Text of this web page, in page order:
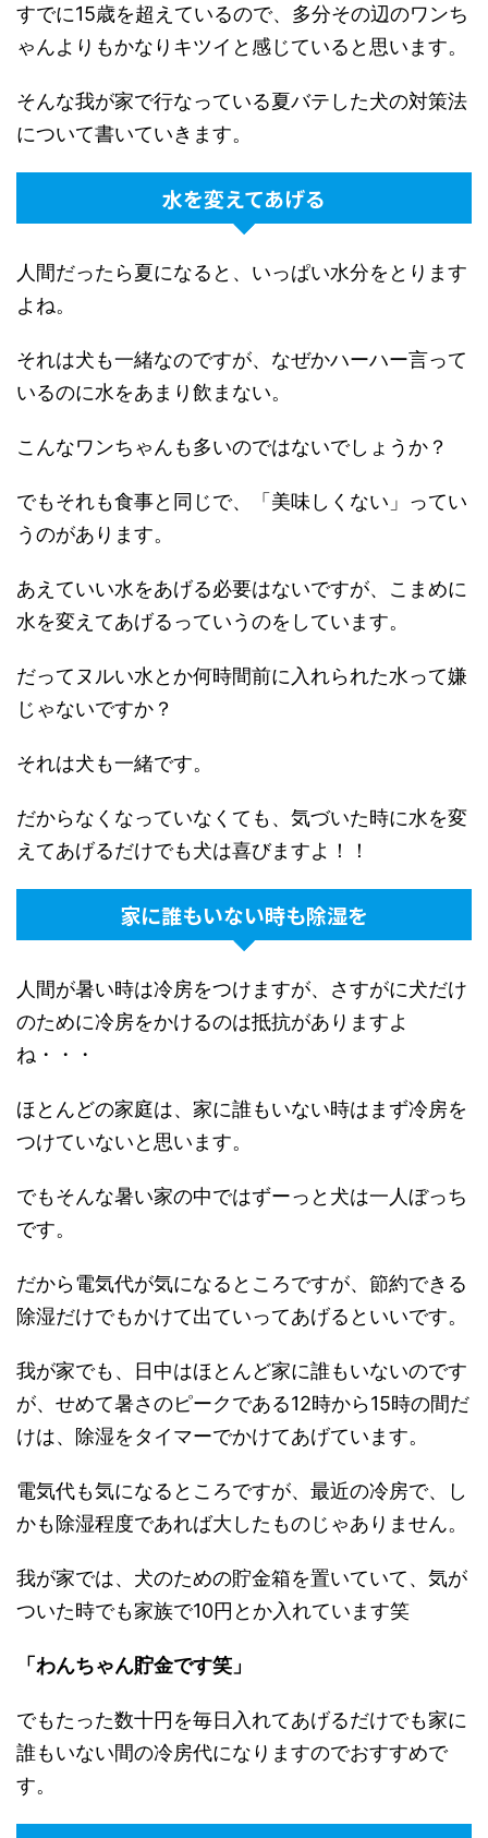
すでに15歳を超えているので、多分その辺のワンち
ゃんよりもかなりキツイと感じていると思います。
そんな我が家で行なっている夏バテした犬の対策法
について書いていきます。
水を変えてあげる
人間だったら夏になると、いっぱい水分をとります
よね。
それは犬も一緒なのですが、なぜかハーハー言って
いるのに水をあまり飲まない。
こんなワンちゃんも多いのではないでしょうか？
でもそれも食事と同じで、「美味しくない」ってい
うのがあります。
あえていい水をあげる必要はないですが、こまめに
水を変えてあげるっていうのをしています。
だってヌルい水とか何時間前に入れられた水って嫌
じゃないですか？
それは犬も一緒です。
だからなくなっていなくても、気づいた時に水を変
えてあげるだけでも犬は喜びますよ！！
家に誰もいない時も除湿を
人間が暑い時は冷房をつけますが、さすがに犬だけ
のために冷房をかけるのは抵抗がありますよ
ね・・・
ほとんどの家庭は、家に誰もいない時はまず冷房を
つけていないと思います。
でもそんな暑い家の中ではずーっと犬は一人ぼっち
です。
だから電気代が気になるところですが、節約できる
除湿だけでもかけて出ていってあげるといいです。
我が家でも、日中はほとんど家に誰もいないのです
が、せめて暑さのピークである12時から15時の間だ
けは、除湿をタイマーでかけてあげています。
電気代も気になるところですが、最近の冷房で、し
かも除湿程度であれば大したものじゃありません。
我が家では、犬のための貯金箱を置いていて、気が
ついた時でも家族で10円とか入れています笑
「わんちゃん貯金です笑」
でもたった数十円を毎日入れてあげるだけでも家に
誰もいない間の冷房代になりますのでおすすめで
す。